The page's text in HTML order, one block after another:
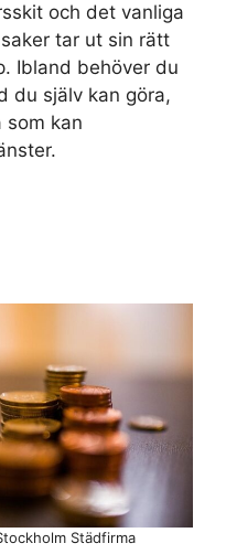
och det vanliga
tar ut sin rätt
Ibland behöver du
du själv kan göra,
som kan
Städfirma